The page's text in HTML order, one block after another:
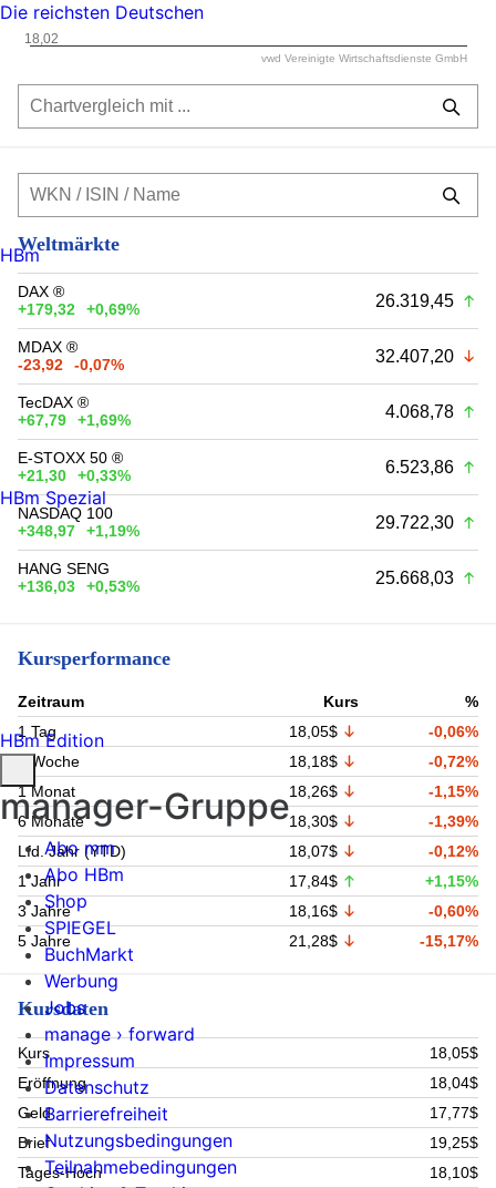
18,02
vwd Vereinigte Wirtschaftsdienste GmbH
Weltmärkte
DAX ®
+179,32
+0,69% 26.319,45
MDAX ®
-23,92
-0,07% 32.407,20
TecDAX ®
+67,79
+1,69% 4.068,78
E-STOXX 50 ®
+21,30
+0,33% 6.523,86
NASDAQ 100
+348,97
+1,19% 29.722,30
HANG SENG
+136,03
+0,53% 25.668,03
Kursperformance
Zeitraum Kurs
%
1 Tag
18,05$
-0,06%
1 Woche
18,18$
-0,72%
1 Monat
18,26$
-1,15%
6 Monate
18,30$
-1,39%
Lfd. Jahr (YTD)
18,07$
-0,12%
1 Jahr
17,84$
+1,15%
3 Jahre
18,16$
-0,60%
5 Jahre
21,28$ -15,17%
Kursdaten
Kurs
18,05$
Eröffnung
18,04$
Geld
17,77$
Brief
19,25$
Tages-Hoch
18,10$
Die reichsten Deutschen
HBm
HBm Spezial
HBm Edition
manager-Gruppe
Abo mm
Abo HBm
Shop
SPIEGEL
BuchMarkt
Werbung
Jobs
manage › forward
Impressum
Datenschutz
Barrierefreiheit
Nutzungsbedingungen
Teilnahmebedingungen